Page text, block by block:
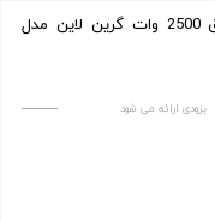
چند راهی برق 2500 وات گرین لاین مدل
بزودی ارائه می شود